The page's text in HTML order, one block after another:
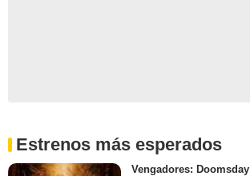
Estrenos más esperados
Vengadores: Doomsday